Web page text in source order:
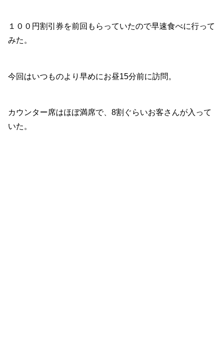
１００円割引券を前回もらっていたので早速食べに行って
みた。
今回はいつものより早めにお昼15分前に訪問。
カウンター席はほぼ満席で、8割ぐらいお客さんが入って
いた。